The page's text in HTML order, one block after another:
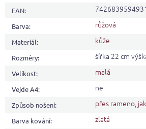
EAN: 7426839594931
Barva: růžová
Materiál: kůže
Rozměry: šířka 22 cm
Velikost: malá
Vejde A4: ne
Způsob nošení: přes rameno,
Barva kování: zlatá